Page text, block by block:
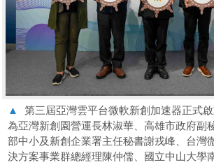
▲
第三屆亞灣雲平台微軟新創加速器正式
為亞灣新創園營運長林淑華、高雄市政府副
部中小及新創企業署主任秘書謝戎峰、台灣
決方案事業群總經理陳仲儒、國立中山大學